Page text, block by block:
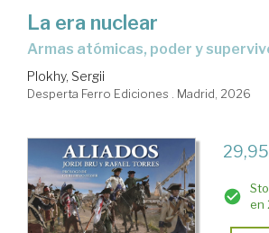
La era nuclear
Armas atómicas, poder y
Plokhy, Sergii
Desperta Ferro Ediciones . Madrid, 2026
en